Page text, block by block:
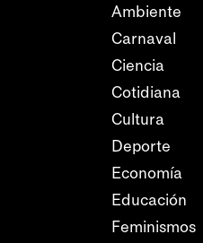
Ambiente
Carnaval
Ciencia
Cotidiana
Cultura
Deporte
Economía
Educación
Feminismos